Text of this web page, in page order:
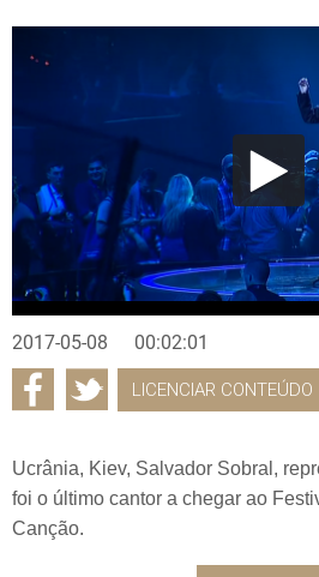
2017-05-08 00:02:01
LICENCIAR CONTEÚDO
Ucrânia, Kiev, Salvador Sobral,
foi o último cantor a chegar ao
Canção.